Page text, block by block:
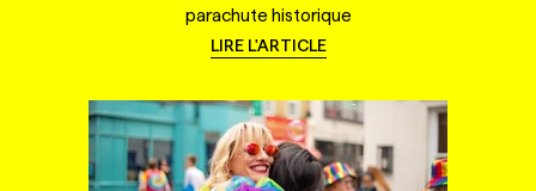
parachute historique
LIRE L'ARTICLE